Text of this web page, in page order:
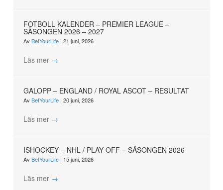
FOTBOLL KALENDER – PREMIER LEAGUE –
SÄSONGEN 2026 – 2027
AvBetYourLife | 21 juni, 2026
Läs mer →
GALOPP – ENGLAND / ROYAL ASCOT – RESULTAT
AvBetYourLife | 20 juni, 2026
Läs mer →
ISHOCKEY – NHL / PLAY OFF – SÄSONGEN 2026
AvBetYourLife | 15 juni, 2026
Läs mer →